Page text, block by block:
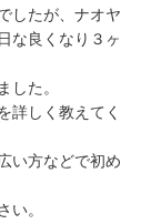
したが、ナオヤ
な良くなり３ヶ
した。
詳しく教えてく
い方などで初め
い。